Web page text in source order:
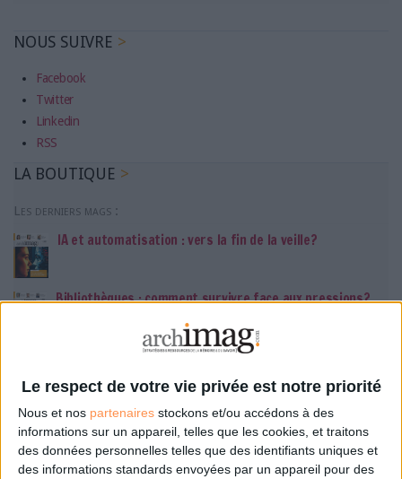
Le respect de votre vie privée est notre priorité
Nous et nos partenaires stockons et/ou accédons à des
informations sur un appareil, telles que les cookies, et traitons
des données personnelles telles que des identifiants uniques et
des informations standards envoyées par un appareil pour des
NOUS SUIVRE
Facebook
Twitter
Linkedin
RSS
LA BOUTIQUE
Les derniers mags :
IA et automatisation : vers la fin de la veille?
Bibliothèques : comment survivre face aux pressions?
DSI du secteur public : le pivot de la transformation
Les derniers guides :
IA génératives : cas d’usage et retours d’expérience